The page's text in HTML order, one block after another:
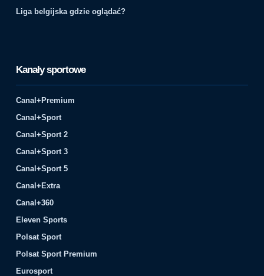
Liga belgijska gdzie oglądać?
Kanały sportowe
Canal+Premium
Canal+Sport
Canal+Sport 2
Canal+Sport 3
Canal+Sport 5
Canal+Extra
Canal+360
Eleven Sports
Polsat Sport
Polsat Sport Premium
Eurosport